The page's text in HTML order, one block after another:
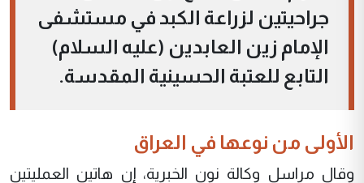
جراحيتين لزراعة الكبد في مستشفى
الإمام زين العابدين (عليه السلام)
التابع للعتبة الحسينية المقدسة.
الأولى من نوعها في العراق
وقال مراسل وكالة نون الخبرية، إن هاتين العمليتين